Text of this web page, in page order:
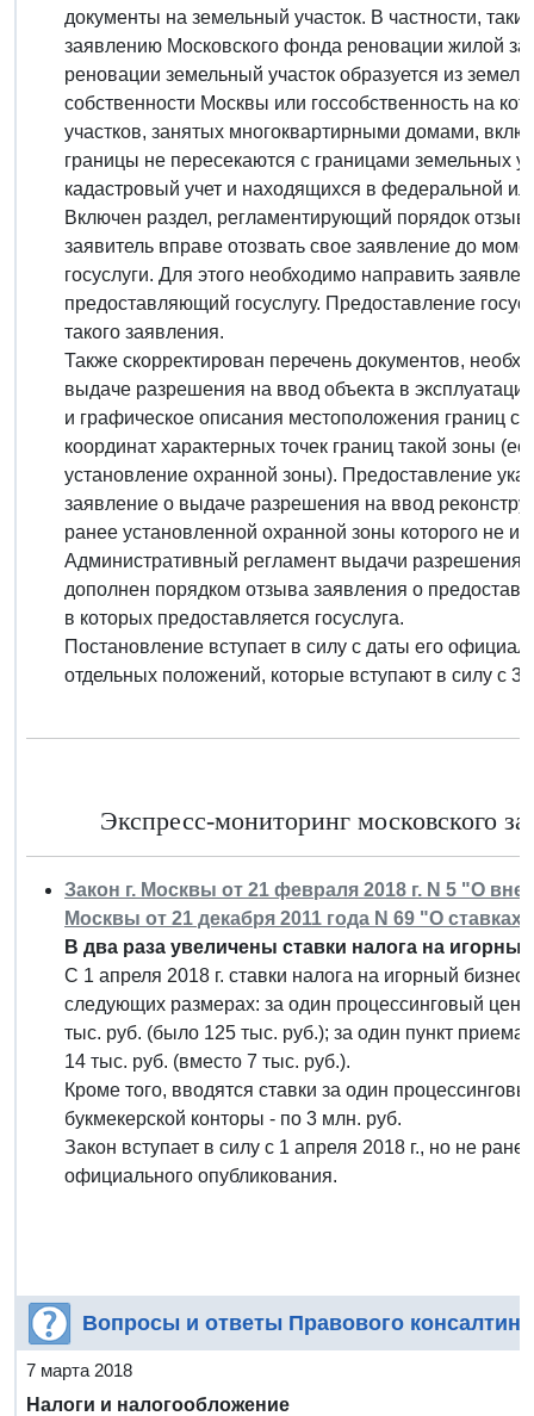
документы на земельный участок. В частности,
заявлению Московского фонда реновации жилой
реновации земельный участок образуется из
собственности Москвы или госсобственность на
участков, занятых многоквартирными домами,
границы не пересекаются с границами земельных
кадастровый учет и находящихся в федеральной
Включен раздел, регламентирующий порядок
заявитель вправе отозвать свое заявление до
госуслуги. Для этого необходимо направить
предоставляющий госуслугу. Предоставление
такого заявления.
Также скорректирован перечень документов,
выдаче разрешения на ввод объекта в
и графическое описания местоположения границ
координат характерных точек границ такой зоны
установление охранной зоны). Предоставление
заявление о выдаче разрешения на ввод
ранее установленной охранной зоны которого не
Административный регламент выдачи разрешения
дополнен порядком отзыва заявления о
в которых предоставляется госуслуга.
Постановление вступает в силу с даты его
отдельных положений, которые вступают в силу с
Экспресс-мониторинг московского
Закон г. Москвы от 21 февраля 2018 г. N 5 "О
Москвы от 21 декабря 2011 года N 69 "О
В два раза увеличены ставки налога на
С 1 апреля 2018 г. ставки налога на игорный
следующих размерах: за один процессинговый
тыс. руб. (было 125 тыс. руб.); за один пункт приема
14 тыс. руб. (вместо 7 тыс. руб.).
Кроме того, вводятся ставки за один
букмекерской конторы - по 3 млн. руб.
Закон вступает в силу с 1 апреля 2018 г., но не
официального опубликования.
Вопросы и ответы Правового
7 марта 2018
Налоги и налогообложение